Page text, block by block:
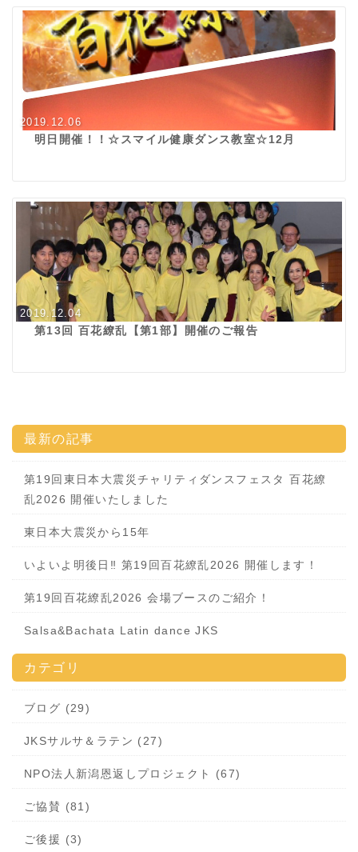
2019.12.06
明日開催！！☆スマイル健康ダンス教室☆12月
2019.12.04
第13回 百花繚乱【第1部】開催のご報告
最新の記事
第19回東日本大震災チャリティダンスフェスタ 百花繚
乱2026 開催いたしました
東日本大震災から15年
いよいよ明後日‼️ 第19回百花繚乱2026 開催します！
第19回百花繚乱2026 会場ブースのご紹介！
Salsa&Bachata Latin dance JKS
カテゴリ
ブログ (29)
JKSサルサ＆ラテン (27)
NPO法人新潟恩返しプロジェクト (67)
ご協賛 (81)
ご後援 (3)